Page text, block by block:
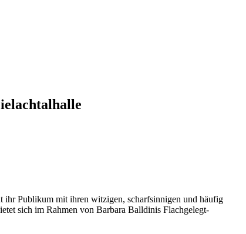
ihr Publikum mit ihren witzigen, scharfsinnigen und häufig
sich im Rahmen von Barbara Balldinis Flachgelegt-